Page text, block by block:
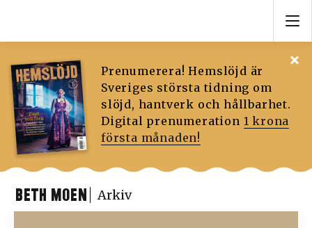
Prenumerera! Hemslöjd är
Sveriges största tidning om
slöjd, hantverk och hållbarhet.
Digital prenumeration 1 krona
första månaden!
BETH MOEN Arkiv